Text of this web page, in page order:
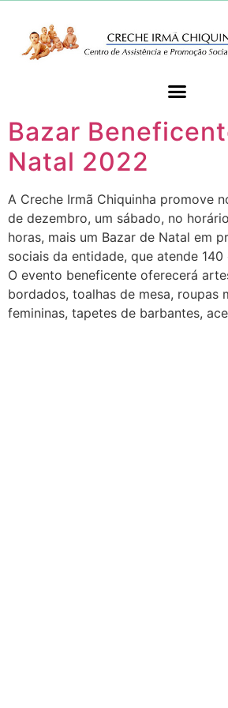
Bazar
Natal 2022
A Creche Irmã Chiquinha promove
de dezembro, um sábado, no
horas, mais um Bazar de Natal em
sociais da entidade, que atende 140
O evento beneficente oferecerá
bordados, toalhas de mesa, roupas
femininas, tapetes de barbantes,